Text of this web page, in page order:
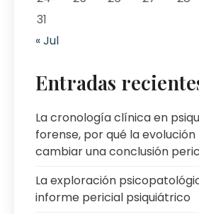
31
« Jul
Entradas
La cronología clínica en
forense, por qué la
cambiar una conclusión
La exploración
informe pericial psiquiátrico